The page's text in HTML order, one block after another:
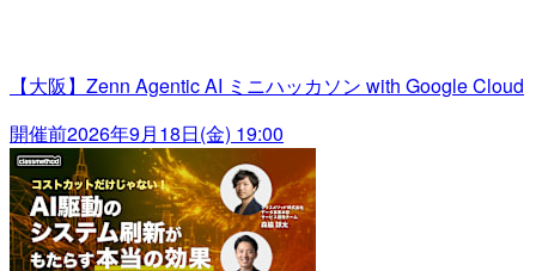
【大阪】Zenn Agentic AI ミニハッカソン with Google Cloud
開催前2026年9月18日(金) 19:00